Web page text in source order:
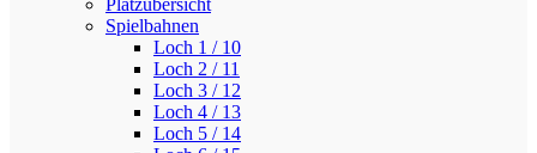
Platzübersicht
Spielbahnen
Loch 1 / 10
Loch 2 / 11
Loch 3 / 12
Loch 4 / 13
Loch 5 / 14